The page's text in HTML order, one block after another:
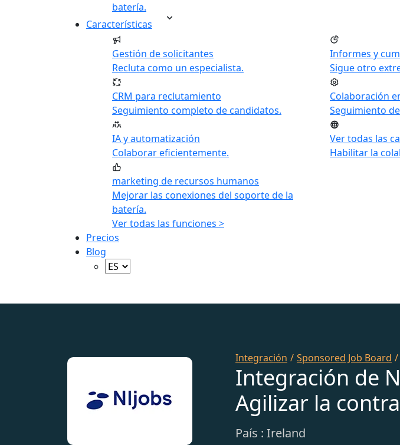
batería.
Características
Gestión de solicitantes
Recluta como un especialista.
CRM para reclutamiento
Seguimiento completo de candidatos.
IA y automatización
Colaborar eficientemente.
marketing de recursos humanos
Mejorar las conexiones del soporte de la
batería.
Informes y
Sigue otro
Colaboración
Seguimiento
Ver todas las
Habilitar la
Ver todas las funciones >
Precios
Blog
Integración / Sponsored Job Board /
Integración de
Agilizar la
País : Ireland